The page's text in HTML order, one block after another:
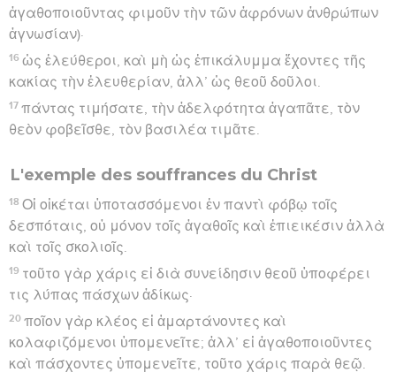
ἀγαθοποιοῦντας φιμοῦν τὴν τῶν ἀφρόνων ἀνθρώπων
ἀγνωσίαν)·
16 ὡς ἐλεύθεροι, καὶ μὴ ὡς ἐπικάλυμμα ἔχοντες τῆς
κακίας τὴν ἐλευθερίαν, ἀλλ’ ὡς θεοῦ δοῦλοι.
17 πάντας τιμήσατε, τὴν ἀδελφότητα ἀγαπᾶτε, τὸν
θεὸν φοβεῖσθε, τὸν βασιλέα τιμᾶτε.
L'exemple des souffrances du Christ
18 Οἱ οἰκέται ὑποτασσόμενοι ἐν παντὶ φόβῳ τοῖς
δεσπόταις, οὐ μόνον τοῖς ἀγαθοῖς καὶ ἐπιεικέσιν ἀλλὰ
καὶ τοῖς σκολιοῖς.
19 τοῦτο γὰρ χάρις εἰ διὰ συνείδησιν θεοῦ ὑποφέρει
τις λύπας πάσχων ἀδίκως·
20 ποῖον γὰρ κλέος εἰ ἁμαρτάνοντες καὶ
κολαφιζόμενοι ὑπομενεῖτε; ἀλλ’ εἰ ἀγαθοποιοῦντες
καὶ πάσχοντες ὑπομενεῖτε, τοῦτο χάρις παρὰ θεῷ.